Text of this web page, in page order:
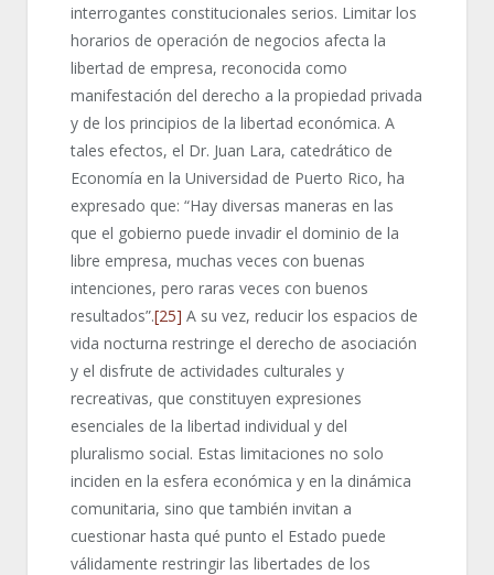
interrogantes constitucionales serios. Limitar los
horarios de operación de negocios afecta la
libertad de empresa, reconocida como
manifestación del derecho a la propiedad privada
y de los principios de la libertad económica. A
tales efectos, el Dr. Juan Lara, catedrático de
Economía en la Universidad de Puerto Rico, ha
expresado que: “Hay diversas maneras en las
que el gobierno puede invadir el dominio de la
libre empresa, muchas veces con buenas
intenciones, pero raras veces con buenos
resultados”.[25] A su vez, reducir los espacios de
vida nocturna restringe el derecho de asociación
y el disfrute de actividades culturales y
recreativas, que constituyen expresiones
esenciales de la libertad individual y del
pluralismo social. Estas limitaciones no solo
inciden en la esfera económica y en la dinámica
comunitaria, sino que también invitan a
cuestionar hasta qué punto el Estado puede
válidamente restringir las libertades de los